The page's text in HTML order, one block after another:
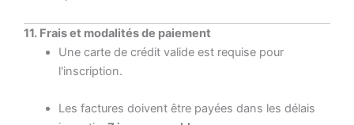
11. Frais et modalités de paiement
Une carte de crédit valide est requise pour
l'inscription.
Les factures doivent être payées dans les délais